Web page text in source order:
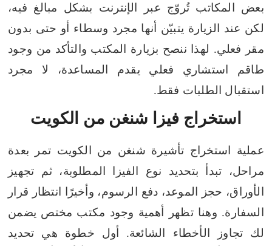
بعض المكاتب تُروّج عبر الإنترنت بشكل مبالغ فيه،
لكن عند الزيارة يتبيّن أنها مجرد وسطاء أو حتى بدون
مقر فعلي. لهذا ننصح بزيارة المكتب والتأكد من وجود
طاقم استشاري فعلي يقدم المساعدة، لا مجرد
استقبال الطلبات فقط.
استخراج فيزا شنغن من الكويت
عملية استخراج تأشيرة شنغن من الكويت تمر بعدة
مراحل، تبدأ بتحديد نوع الفيزا المطلوبة، ثم تجهيز
الأوراق، حجز الموعد، دفع الرسوم، وأخيرًا انتظار قرار
السفارة. وهنا تظهر أهمية وجود مكتب مختص يضمن
لك تجاوز الأخطاء الشائعة.
أول خطوة هي تحديد